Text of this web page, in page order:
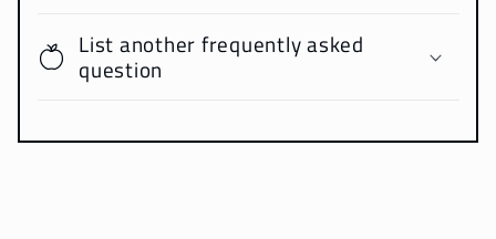
List another frequently asked
question